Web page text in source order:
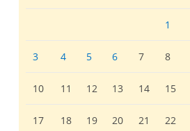
1
3 4 5 6 7 8
10 11 12 13 14 15
17 18 19 20 21 22